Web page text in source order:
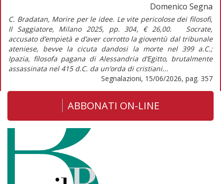
Domenico Segna
C. Bradatan, Morire per le idee. Le vite pericolose dei filosofi,
Il Saggiatore, Milano 2025, pp. 304, € 26,00. Socrate,
accusato d’empietà e d’aver corrotto la gioventù dal tribunale
ateniese, bevve la cicuta dandosi la morte nel 399 a.C.;
Ipazia, filosofa pagana di Alessandria d’Egitto, brutalmente
assassinata nel 415 d.C. da un’orda di cristiani...
Segnalazioni, 15/06/2026, pag. 357
ABBONATI ON-LINE